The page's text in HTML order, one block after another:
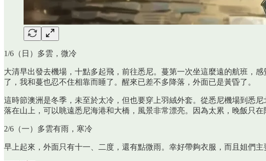
1/6（日）多雲，微冷
大清早出發去機場，十點多起飛，前往悉尼。蔓第一次坐這麼遠的航班，
了，我和蔓也忍不住相靠而睡了。醒來已差不多降落，外面已是黃昏了。
這時節澳洲是冬季，未至於太冷，但也要穿上羽絨外套。從悉尼機場到悉
落在山上，可以眺遠悉尼海港和大橋，風景非常漂亮。因為太累，晚飯只在
2/6（一）多雲有雨，寒冷
早上起來，外面只有十一、二度，還有點微雨。幸好帶夠衣服，而且姐們